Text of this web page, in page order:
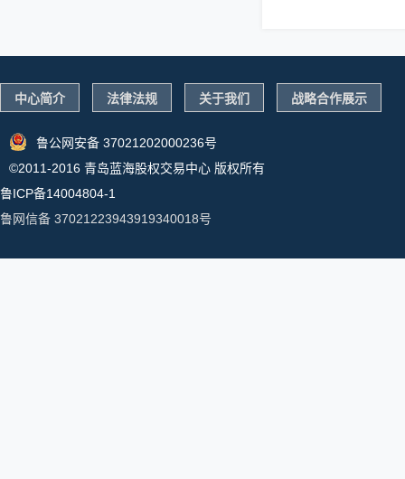
中心简介 法律法规 关于我们 战略合作展示
鲁公网安备 37021202000236号
©2011-2016 青岛蓝海股权交易中心 版权所有
鲁ICP备14004804-1
鲁网信备 37021223943919340018号